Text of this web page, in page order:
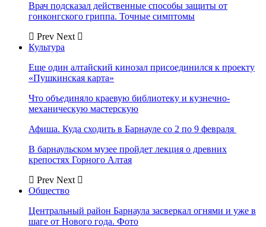
Врач подсказал действенные способы защиты от
гонконгского гриппа. Точные симптомы
Prev Next
Культура
Еще один алтайский кинозал присоединился к проекту
«Пушкинская карта»
Что объединяло краевую библиотеку и кузнечно-
механическую мастерскую
Афиша. Куда сходить в Барнауле со 2 по 9 февраля
В барнаульском музее пройдет лекция о древних
крепостях Горного Алтая
Prev Next
Общество
Центральный район Барнаула засверкал огнями и уже в
шаге от Нового года. Фото